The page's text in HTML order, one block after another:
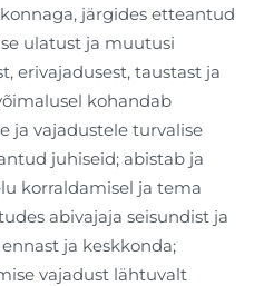
järgides etteantud
ulatust ja muutusi
erivajadusest, taustast ja
kohandab
ja vajadustele turvalise
juhiseid; abistab ja
korraldamisel ja tema
abivajaja seisundist ja
ja keskkonda;
vajadust lähtuvalt